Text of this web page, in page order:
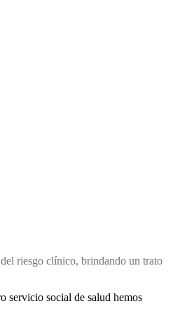
riesgo clínico, brindando un trato
servicio social de salud hemos